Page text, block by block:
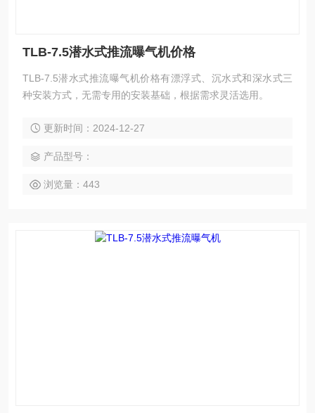
TLB-7.5潜水式推流曝气机价格
TLB-7.5潜水式推流曝气机价格有漂浮式、沉水式和深水式三
种安装方式，无需专用的安装基础，根据需求灵活选用。
更新时间：2024-12-27
产品型号：
浏览量：443